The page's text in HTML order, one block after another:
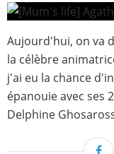
Aujourd'hui, on va
la célèbre
j'ai eu la chance
épanouie avec ses
Delphine